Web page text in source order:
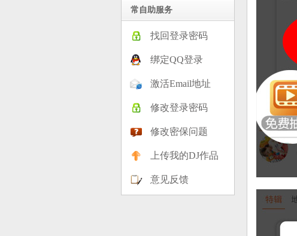
常自助服务
找回登录密码
绑定QQ登录
激活Email地址
修改登录密码
修改密保问题
上传我的DJ作品
意见反馈